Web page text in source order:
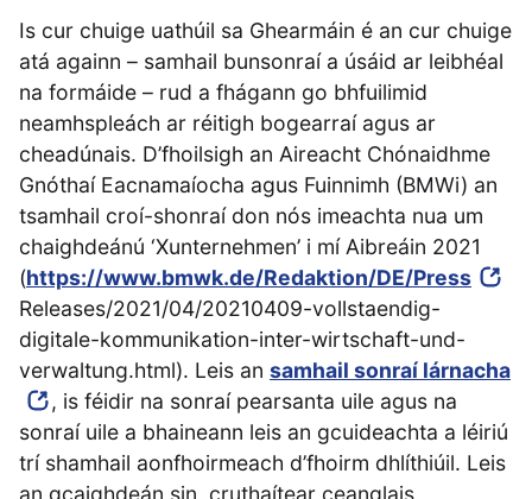
Is cur chuige uathúil sa Ghearmáin é an cur chuige
atá againn – samhail bunsonraí a úsáid ar leibhéal
na formáide – rud a fhágann go bhfuilimid
neamhspleách ar réitigh bogearraí agus ar
cheadúnais. D’fhoilsigh an Aireacht Chónaidhme
Gnóthaí Eacnamaíocha agus Fuinnimh (BMWi) an
tsamhail croí-shonraí don nós imeachta nua um
chaighdeánú ‘Xunternehmen’ i mí Aibreáin 2021
(https://www.bmwk.de/Redaktion/DE/Press
Releases/2021/04/20210409-vollstaendig-
digitale-kommunikation-inter-wirtschaft-und-
verwaltung.html). Leis an samhail sonraí lárnacha
, is féidir na sonraí pearsanta uile agus na
sonraí uile a bhaineann leis an gcuideachta a léiriú
trí shamhail aonfhoirmeach d’fhoirm dhlíthiúil. Leis
an gcaighdeán sin, cruthaítear ceanglais